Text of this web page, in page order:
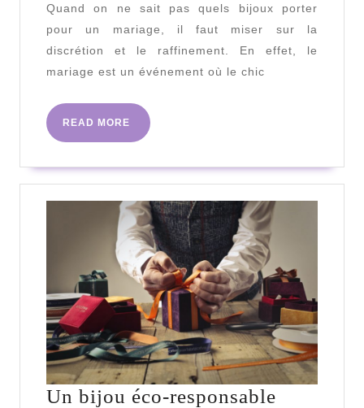
un
mariage
?
Quand on ne sait pas quels bijoux porter
pour un mariage, il faut miser sur la
discrétion et le raffinement. En effet, le
mariage est un événement où le chic
READ MORE
READ
MORE
Un bijou éco-responsable